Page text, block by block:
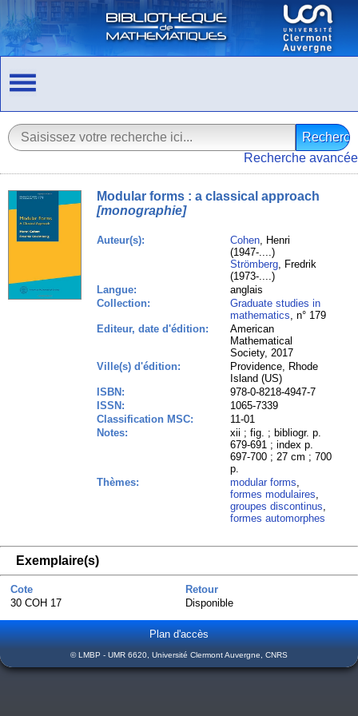
Recherche avancée
Modular forms : a classical approach
[monographie]
Auteur(s): Cohen, Henri
(1947-....)
Strömberg, Fredrik
(1973-....)
Langue:
anglais
Collection:
Graduate studies in
mathematics, n° 179
Editeur, date d'édition:
American
Mathematical
Society, 2017
Ville(s) d'édition:
Providence, Rhode
Island (US)
ISBN:
978-0-8218-4947-7
ISSN:
1065-7339
Classification MSC:
11-01
Notes:
xii ; fig. ; bibliogr. p.
679-691 ; index p.
697-700 ; 27 cm ; 700
p.
Thèmes:
modular forms,
formes modulaires,
groupes discontinus,
formes automorphes
Exemplaire(s)
Cote
Retour
30 COH 17
Disponible
Plan d'accès
© LMBP - UMR 6620, Université Clermont Auvergne, CNRS